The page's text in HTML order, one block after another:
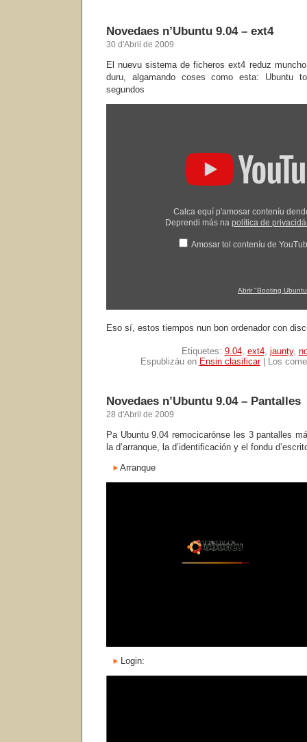
Novedaes n’Ubuntu 9.04 – ext4
30 d'Abril de 2009
El nuevu sistema de ficheros ext4 reduz
duru, algamando coses como esta: Ubuntu
segundos
Calca equí p'amosar conteníu
Deprendi más na política de
Amosar tol conteníu de
Abrir "Booting
Eso sí, estos tiempos nun bon ordenador con
Etiquetes: 9.04, ext4, jaunty,
Espublizáu en Ensin clasificar| Los
Novedaes n’Ubuntu 9.04 – Pantalles
28 d'Abril de 2009
Pa Ubuntu 9.04 remocicarónse les 3 pantalles
la d’arranque, la d’identificación y el fondu
Arranque
Login: